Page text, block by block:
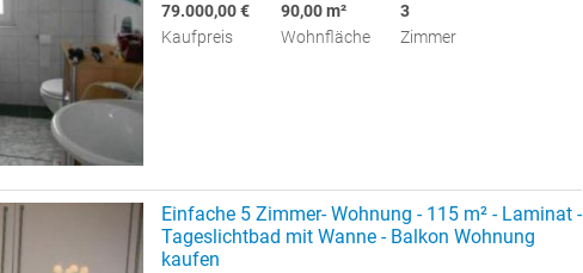
79.000,00 €
Kaufpreis
90,00 m²
Wohnfläche
3
Zimmer
Einfache 5 Zimmer- Wohnung - 115 m² - Laminat -
Tageslichtbad mit Wanne - Balkon Wohnung
kaufen